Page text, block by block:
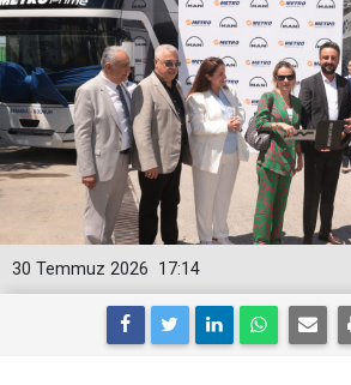
17:14
30 Temmuz 2026